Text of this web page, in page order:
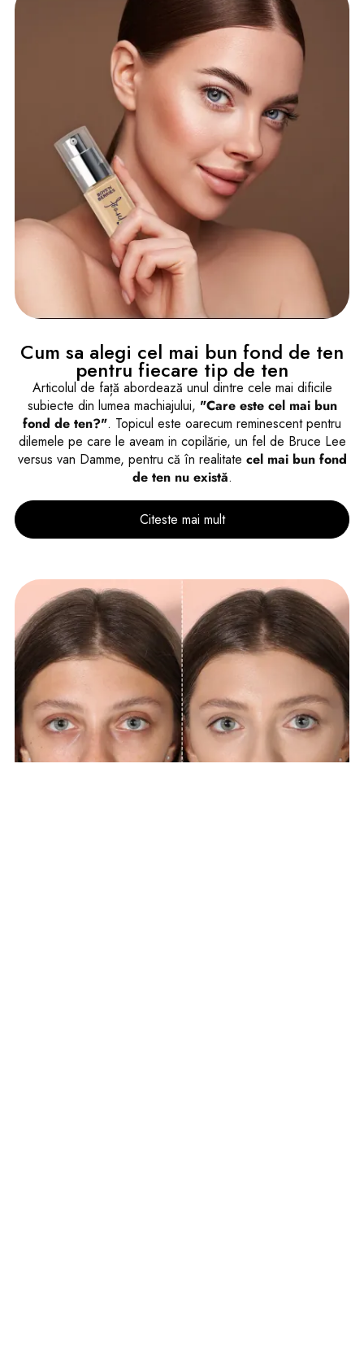
Cum sa alegi cel mai bun fond de ten
pentru fiecare tip de ten
Articolul de față abordează unul dintre cele mai dificile
subiecte din lumea machiajului, "Care este cel mai bun
fond de ten?". Topicul este oarecum reminescent pentru
dilemele pe care le aveam in copilărie, un fel de Bruce Lee
versus van Damme, pentru că în realitate cel mai bun fond
de ten nu există.
Citeste mai mult